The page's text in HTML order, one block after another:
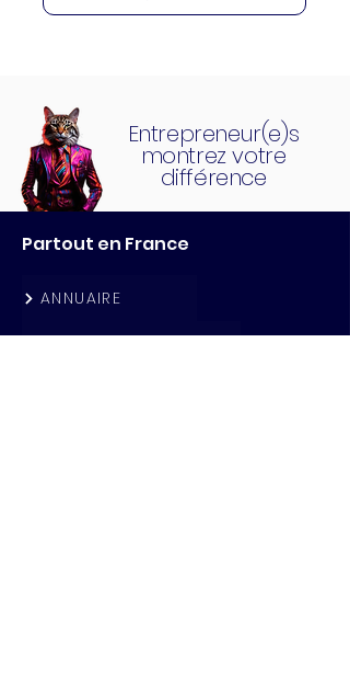
Entrepreneur(e)s
montrez votre
différence
Partout en France
ANNUAIRE